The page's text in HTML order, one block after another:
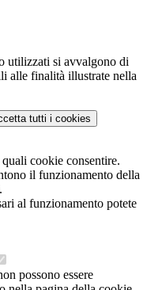
utilizzati si avvalgono di
alle finalità illustrate nella
tutti i cookies
cookie consentire.
il funzionamento della
al funzionamento potete
possono essere